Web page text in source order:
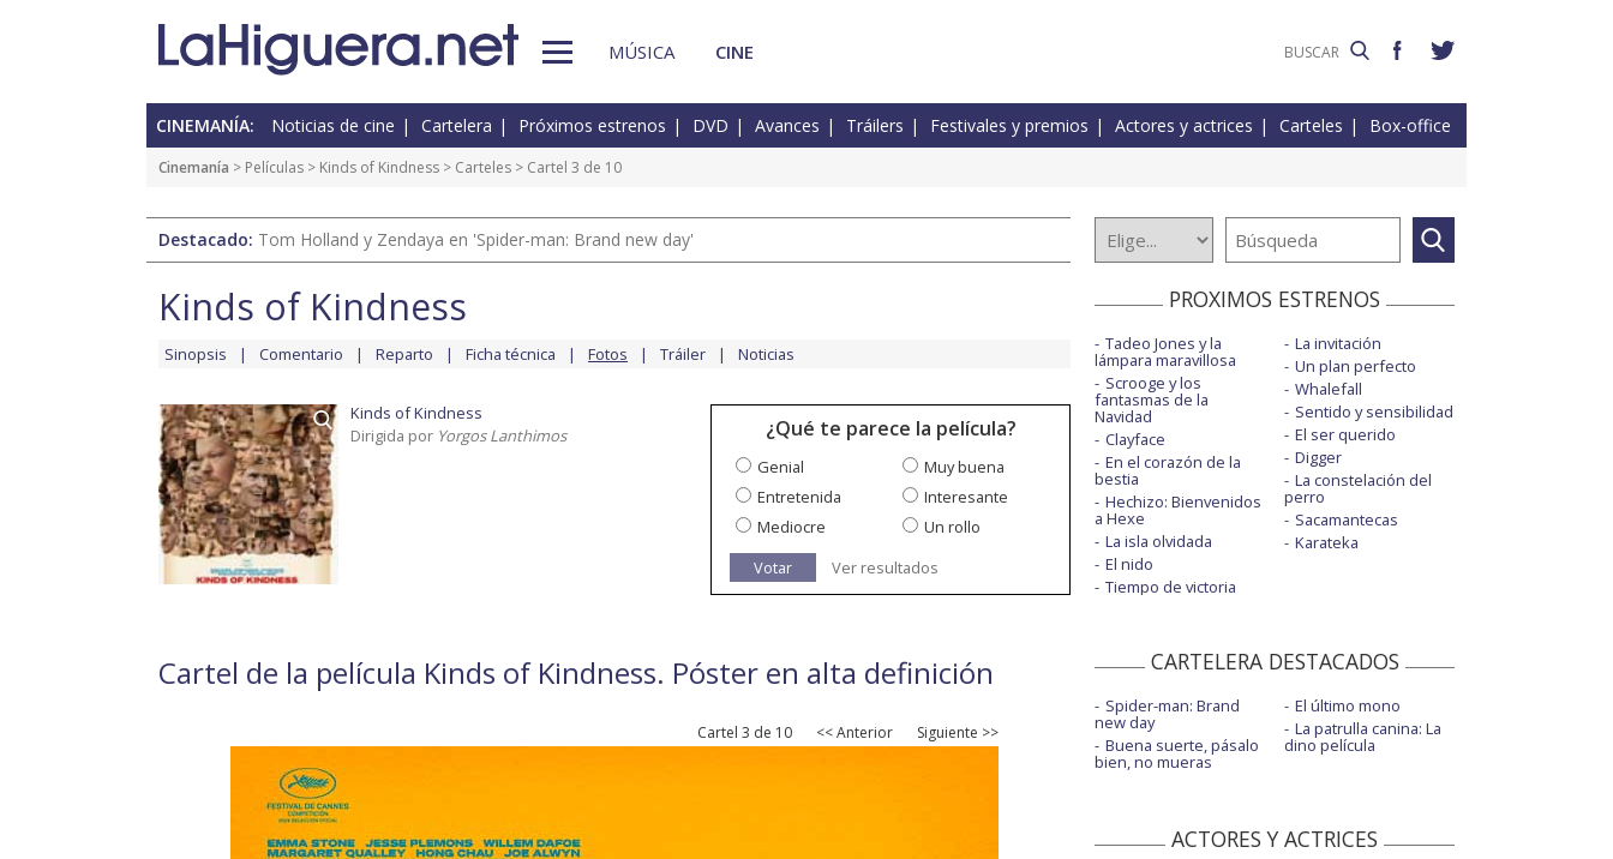
MÚSICA CINE
CINEMANÍA: Noticias de cine Cartelera Próximos estrenos DVD Avances Tráilers Festivales y premios Actores y actrices Carteles Box-office
Cinemanía > Películas > Kinds of Kindness > Carteles > Cartel 3 de 10
Destacado: Tom Holland y Zendaya en 'Spider-man: Brand new day'
Kinds of Kindness
Sinopsis Comentario Reparto Ficha técnica Fotos Tráiler Noticias
Kinds of Kindness
Dirigida por Yorgos Lanthimos ¿Qué te parece la película?
Genial
Muy buena
Entretenida
Interesante
Mediocre
Un rollo
Votar
Ver resultados
Cartel de la película Kinds of Kindness. Póster en alta definición
Cartel 3 de 10 << Anterior Siguiente >>
PROXIMOS ESTRENOS
Tadeo Jones y la
lámpara maravillosa
Scrooge y los
fantasmas de la
Navidad
Clayface
En el corazón de la
bestia
Hechizo: Bienvenidos
a Hexe
La isla olvidada
El nido
Tiempo de victoria
La invitación
Un plan perfecto
Whalefall
Sentido y sensibilidad
El ser querido
Digger
La constelación del
perro
Sacamantecas
Karateka
CARTELERA DESTACADOS
Spider-man: Brand
new day
Buena suerte, pásalo
bien, no mueras
El último mono
La patrulla canina: La
dino película
ACTORES Y ACTRICES